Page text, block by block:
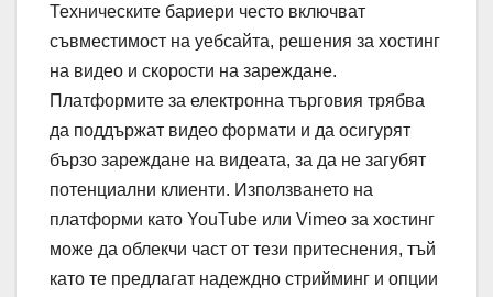
Техническите бариери често включват
съвместимост на уебсайта, решения за хостинг
на видео и скорости на зареждане.
Платформите за електронна търговия трябва
да поддържат видео формати и да осигурят
бързо зареждане на видеата, за да не загубят
потенциални клиенти. Използването на
платформи като YouTube или Vimeo за хостинг
може да облекчи част от тези притеснения, тъй
като те предлагат надеждно стрийминг и опции